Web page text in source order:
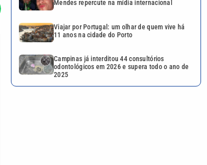
Mendes repercute na mídia internacional
Viajar por Portugal: um olhar de quem vive há
11 anos na cidade do Porto
Campinas já interditou 44 consultórios
odontológicos em 2026 e supera todo o ano de
2025